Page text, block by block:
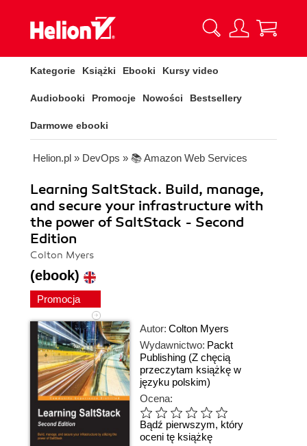
Kategorie Książki Ebooki Kursy video
Audiobooki Promocje Nowości Bestsellery
Darmowe ebooki
Helion.pl » DevOps » 📚 Amazon Web Services
Learning SaltStack. Build, manage,
and secure your infrastructure with
the power of SaltStack - Second
Edition
Colton Myers
(ebook)
Promocja
Autor: Colton Myers
Wydawnictwo: Packt
Publishing (Z chęcią
przeczytam książkę w
języku polskim)
Ocena:
Bądź pierwszym, który
oceni tę książkę